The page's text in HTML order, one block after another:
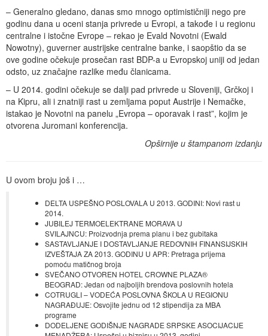
– Generalno gledano, danas smo mnogo optimističniji nego pre
godinu dana u oceni stanja privrede u Evropi, a takođe i u regionu
centralne i istočne Evrope – rekao je Evald Novotni (Ewald
Nowotny), guverner austrijske centralne banke, i saopštio da se
ove godine očekuje prosečan rast BDP-a u Evropskoj uniji od jedan
odsto, uz značajne razlike među članicama.
– U 2014. godini očekuje se dalji pad privrede u Sloveniji, Grčkoj i
na Kipru, ali i znatniji rast u zemljama poput Austrije i Nemačke,
istakao je Novotni na panelu „Evropa – oporavak i rast”, kojim je
otvorena Juromani konferencija.
Opširnije u štampanom izdanju
U ovom broju još i …
DELTA USPEŠNO POSLOVALA U 2013. GODINI: Novi rast u
2014.
JUBILEJ TERMOELEKTRANE MORAVA U
SVILAJNCU: Proizvodnja prema planu i bez gubitaka
SASTAVLJANJE I DOSTAVLJANJE REDOVNIH FINANSIJSKIH
IZVEŠTAJA ZA 2013. GODINU U APR: Pretraga prijema
pomoću matičnog broja
SVEČANO OTVOREN HOTEL CROWNE PLAZA®
BEOGRAD: Jedan od najboljih brendova poslovnih hotela
COTRUGLI – VODEĆA POSLOVNA ŠKOLA U REGIONU
NAGRAĐUJE: Osvojite jednu od 12 stipendija za MBA
programe
DODELJENE GODIŠNJE NAGRADE SRPSKE ASOCIJACIJE